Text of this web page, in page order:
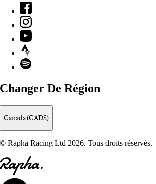
Facebook
Instagram
YouTube
Strava
Spotify
Changer De Région
Canada (CAD$)
© Rapha Racing Ltd 2026. Tous droits réservés.